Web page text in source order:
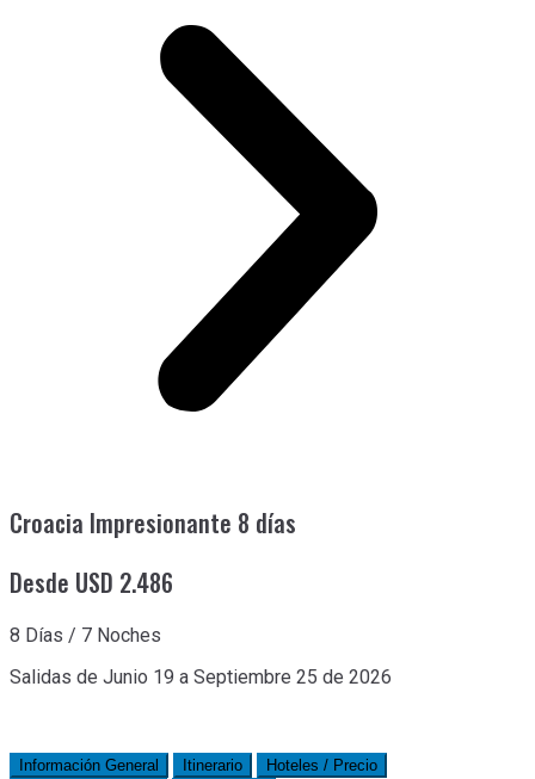
Croacia Impresionante 8 días
Desde USD 2.486
8 Días / 7 Noches
Salidas de Junio 19 a Septiembre 25 de 2026
Información General Itinerario
Hoteles / Precio